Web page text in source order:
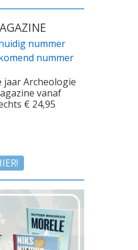
nummer
nummer
jaar Archeologie
vanaf
€ 24,95